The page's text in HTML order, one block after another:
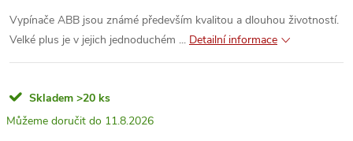
Vypínače ABB jsou známé především kvalitou a dlouhou životností.
Velké plus je v jejich jednoduchém ... Detailní informace
Skladem >20 ks
11.8.2026